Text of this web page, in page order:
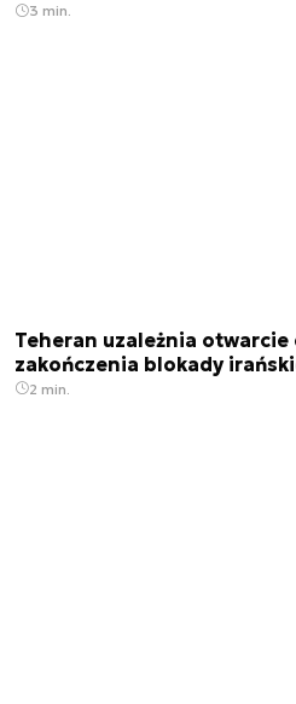
3 min.
Teheran uzależnia otwarcie
zakończenia blokady
2 min.